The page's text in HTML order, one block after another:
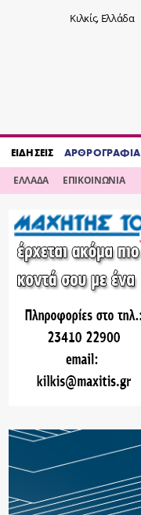
Κιλκίς, Ελλάδα
ΕΙΔΗΣΕΙΣ ΑΡΘΡΟΓΡΑΦΙΑ
ΕΛΛΑΔΑ ΕΠΙΚΟΙΝΩΝΙΑ